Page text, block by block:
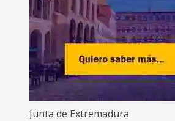
Junta de Extremadura